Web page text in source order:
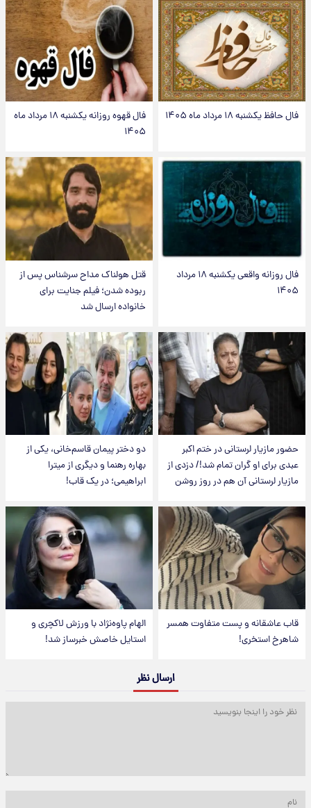
فال حافظ یکشنبه ۱۸ مرداد ماه ۱۴۰۵
فال قهوه روزانه یکشنبه ۱۸ مرداد ماه
۱۴۰۵
فال روزانه واقعی یکشنبه ۱۸ مرداد
۱۴۰۵
قتل هولناک مداح سرشناس پس از
ربوده شدن؛ فیلم جنایت برای
خانواده ارسال شد
حضور مازیار لرستانی در ختم اکبر
عبدی برای او گران تمام شد!/ دزدی از
مازیار لرستانی آن هم در روز روشن
دو دختر پیمان قاسم‌خانی، یکی از
بهاره رهنما و دیگری از میترا
ابراهیمی؛ در یک قاب!
قاب عاشقانه و پست متفاوت همسر
شاهرخ استخری!
الهام پاوه‌نژاد با ورزش لاکچری و
استایل خاصش خبرساز شد!
ارسال نظر